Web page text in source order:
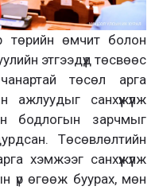
төрийн өмчит болон
этгээдүүд төсвөөс
төсөл арга
санхүүжүүлж
бодлогын зарчмыг
Төсөвлөлтийн
хэмжээг санхүүжүүлж
үр өгөөж буурах, мөн